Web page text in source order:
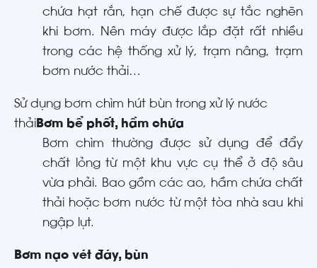
chứa hạt rắn, hạn chế được sự tắc nghẽn
khi bơm. Nên máy được lắp đặt rất nhiều
trong các hệ thống xử lý, trạm nâng, trạm
bơm nước thải…
Sử dụng bơm chìm hút bùn trong xử lý nước
thảiBơm bể phốt, hầm chứa
Bơm chìm thường được sử dụng để đẩy
chất lỏng từ một khu vực cụ thể ở độ sâu
vừa phải. Bao gồm các ao, hầm chứa chất
thải hoặc bơm nước từ một tòa nhà sau khi
ngập lụt.
Bơm nạo vét đáy, bùn